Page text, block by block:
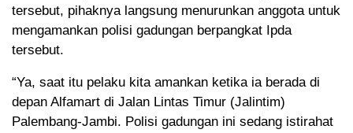
tersebut, pihaknya langsung menurunkan anggota untuk
mengamankan polisi gadungan berpangkat Ipda
tersebut.
“Ya, saat itu pelaku kita amankan ketika ia berada di
depan Alfamart di Jalan Lintas Timur (Jalintim)
Palembang-Jambi. Polisi gadungan ini sedang istirahat